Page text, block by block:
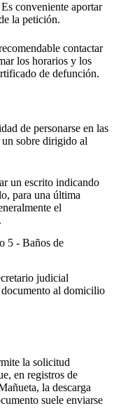
conveniente aportar
la petición.
contactar
los horarios y los
de defunción.
de personarse en las
sobre dirigido al
un escrito indicando
para una última
el
5 - Baños de
judicial
al domicilio
la solicitud
en registros de
, la descarga
suele enviarse